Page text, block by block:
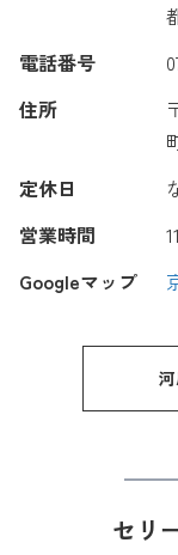
電話番号
住所
定休日
営業時間
Googleマップ
セリ